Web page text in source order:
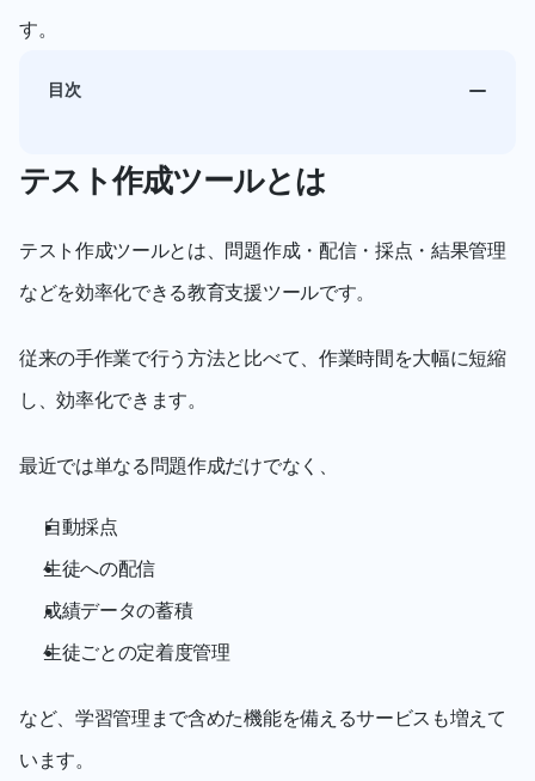
す。
目次
テスト作成ツールとは
テスト作成ツールとは、問題作成・配信・採点・結果管理
などを効率化できる教育支援ツールです。
従来の手作業で行う方法と比べて、作業時間を大幅に短縮
し、効率化できます。
最近では単なる問題作成だけでなく、
自動採点
生徒への配信
成績データの蓄積
生徒ごとの定着度管理
など、学習管理まで含めた機能を備えるサービスも増えて
います。